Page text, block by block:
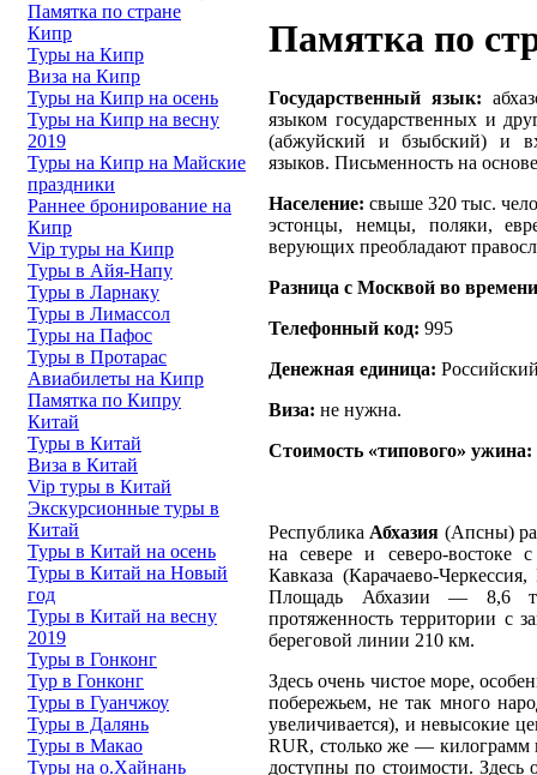
Памятка по стране
Кипр
Туры на Кипр
Виза на Кипр
Туры на Кипр на осень
Туры на Кипр на весну
2019
Туры на Кипр на Майские
праздники
Раннее бронирование на
Кипр
Vip туры на Кипр
Туры в Айя-Напу
Туры в Ларнаку
Туры в Лимассол
Туры на Пафос
Туры в Протарас
Авиабилеты на Кипр
Памятка по Кипру
Китай
Туры в Китай
Виза в Китай
Vip туры в Китай
Экскурсионные туры в
Китай
Туры в Китай на осень
Туры в Китай на Новый
год
Туры в Китай на весну
2019
Туры в Гонконг
Тур в Гонконг
Туры в Гуанчжоу
Туры в Далянь
Туры в Макао
Туры на о.Хайнань
Памятка по
Государственный язык:
языком государственных и
(абжуйский и бзыбский) и
языков. Письменность на
Население: свыше 320 тыс.
эстонцы, немцы, поляки,
верующих преобладают
Разница с Москвой во
Телефонный код: 995
Денежная единица:
Виза: не нужна.
Стоимость «типового» ужина:
Республика Абхазия (Апсны)
на севере и северо-востоке
Кавказа (Карачаево-
Площадь Абхазии — 8,6
протяженность территории с
береговой линии 210 км.
Здесь очень чистое море,
побережьем, не так много
увеличивается), и невысокие
RUR, столько же — килограмм
доступны по стоимости. Здесь